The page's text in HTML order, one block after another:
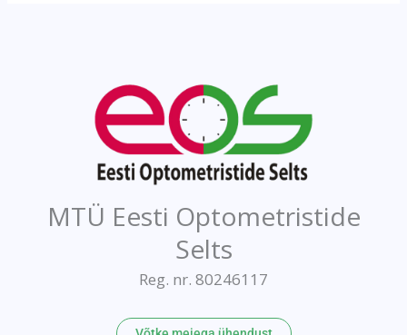
MTÜ Eesti Optometristide
Selts
Reg. nr. 80246117